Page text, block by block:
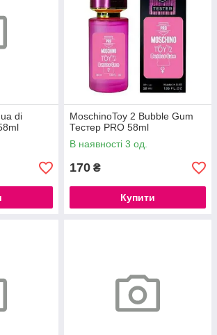
di
MoschinoToy 2 Bubble Gum
Тестер PRO 58ml
В наявності 3 од.
170 ₴
Купити